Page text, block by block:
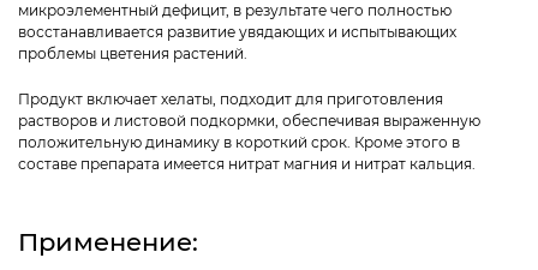
микроэлементный дефицит, в результате чего полностью
восстанавливается развитие увядающих и испытывающих
проблемы цветения растений.
Продукт включает хелаты, подходит для приготовления
растворов и листовой подкормки, обеспечивая выраженную
положительную динамику в короткий срок. Кроме этого в
составе препарата имеется нитрат магния и нитрат кальция.
Применение: